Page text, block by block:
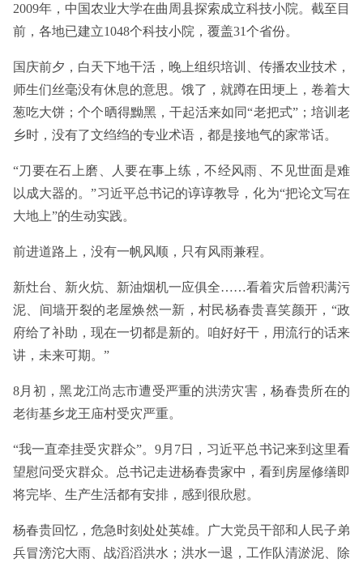
2009年，中国农业大学在曲周县探索成立科技小院。截至目
前，各地已建立1048个科技小院，覆盖31个省份。
国庆前夕，白天下地干活，晚上组织培训、传播农业技术，
师生们丝毫没有休息的意思。饿了，就蹲在田埂上，卷着大
葱吃大饼；个个晒得黝黑，干起活来如同“老把式”；培训老
乡时，没有了文绉绉的专业术语，都是接地气的家常话。
“刀要在石上磨、人要在事上练，不经风雨、不见世面是难
以成大器的。”习近平总书记的谆谆教导，化为“把论文写在
大地上”的生动实践。
前进道路上，没有一帆风顺，只有风雨兼程。
新灶台、新火炕、新油烟机一应俱全……看着灾后曾积满污
泥、间墙开裂的老屋焕然一新，村民杨春贵喜笑颜开，“政
府给了补助，现在一切都是新的。咱好好干，用流行的话来
讲，未来可期。”
8月初，黑龙江尚志市遭受严重的洪涝灾害，杨春贵所在的
老街基乡龙王庙村受灾严重。
“我一直牵挂受灾群众”。9月7日，习近平总书记来到这里看
望慰问受灾群众。总书记走进杨春贵家中，看到房屋修缮即
将完毕、生产生活都有安排，感到很欣慰。
杨春贵回忆，危急时刻处处英雄。广大党员干部和人民子弟
兵冒滂沱大雨、战滔滔洪水；洪水一退，工作队清淤泥、除